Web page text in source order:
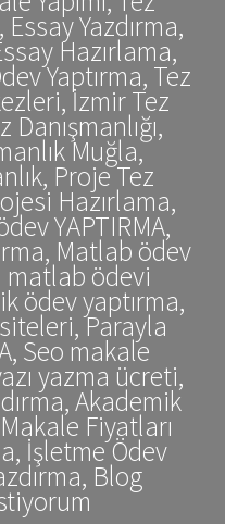
Essay Yazdırma,
Hazırlama,
Yaptırma, Tez
İzmir Tez
Muğla,
Proje Tez
Hazırlama,
YAPTIRMA,
Matlab ödev
matlab ödevi
ödev yaptırma,
Parayla
Seo makale
yazma ücreti,
Akademik
Fiyatları
İşletme Ödev
Blog